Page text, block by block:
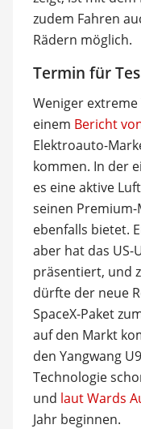
zudem Fahren
Rädern möglich.
Termin für
Weniger
einem Bericht
Elektroauto-
kommen. In der
es eine aktive
seinen Premium-
ebenfalls bietet.
aber hat das
präsentiert, und
dürfte der neue
SpaceX-Paket
auf den Markt
den Yangwang
Technologie
und laut Wards
Jahr beginnen.